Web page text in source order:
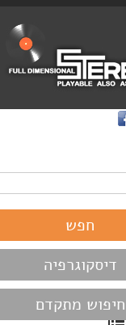
דיסקוגרפיה
חיפוש מתקדם